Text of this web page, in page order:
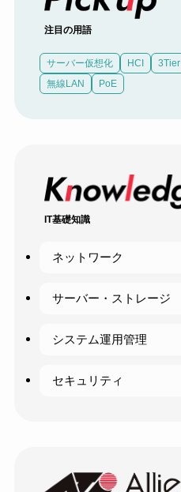
注目の用語
サーバー仮想化 HCI 3Tier
無線LAN
PoE
IT基礎知識
ネットワーク
サーバー・ストレージ
システム運用管理
セキュリティ